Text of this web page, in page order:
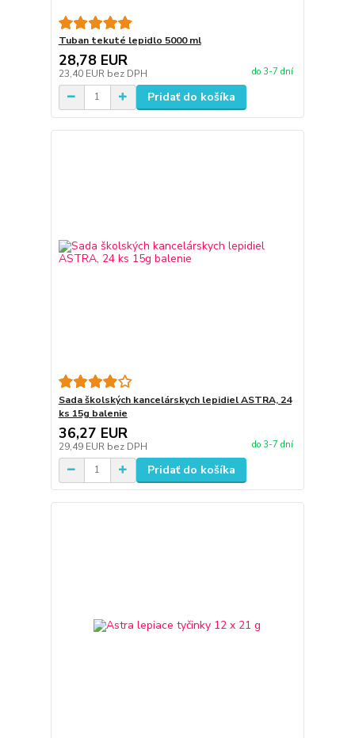
Tuban tekuté lepidlo 5000 ml
28,78 EUR
23,40 EUR bez DPH do 3-7 dní
Pridať do košíka
Sada školských kancelárskych lepidiel ASTRA, 24
ks 15g balenie
36,27 EUR
29,49 EUR bez DPH do 3-7 dní
Pridať do košíka